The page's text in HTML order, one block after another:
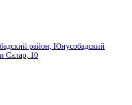
район, Юнусобадский
Салар, 10